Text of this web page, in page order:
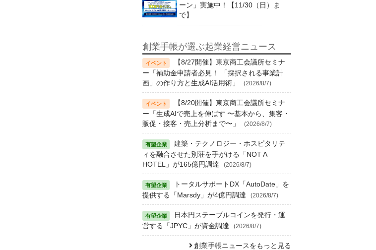
ーン」実施中！【11/30（日）ま
で】
創業手帳が選ぶ起業経営ニュース
【8/27開催】東京商工会議所セミナ
ー「補助金申請者必見！ 「採択される事業計
画」の作り方と生成AI活用術」
(2026/8/7)
【8/20開催】東京商工会議所セミナ
ー「生成AIで売上を伸ばす 〜基本から、集客・
販促・接客・売上分析まで〜」
(2026/8/7)
建築・テクノロジー・ホスピタリテ
ィを融合させた別荘を手がける「NOT A
HOTEL」が165億円調達
(2026/8/7)
トータルサポートDX「AutoDate」を
提供する「Marsdy」が4億円調達
(2026/8/7)
日本円ステーブルコインを発行・運
営する「JPYC」が資金調達
(2026/8/7)
創業手帳ニュースをもっと見る